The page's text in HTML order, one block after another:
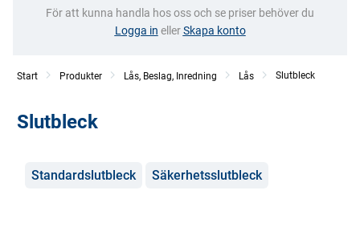
För att kunna handla hos oss och se priser behöver du
Logga in ellerSkapa konto
Start Produkter Lås, Beslag, Inredning Lås Slutbleck
Slutbleck
Kategorier
Standardslutbleck Säkerhetsslutbleck